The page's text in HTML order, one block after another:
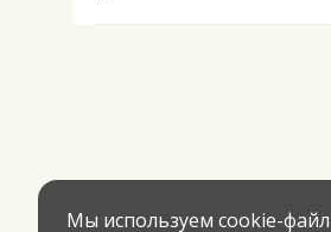
Мы используем cookie-